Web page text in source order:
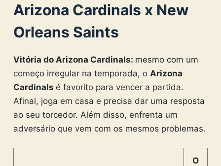
Arizona Cardinals x New
Orleans Saints
Vitória do Arizona Cardinals: mesmo com um
começo irregular na temporada, o Arizona
Cardinals é favorito para vencer a partida.
Afinal, joga em casa e precisa dar uma resposta
ao seu torcedor. Além disso, enfrenta um
adversário que vem com os mesmos problemas.
O